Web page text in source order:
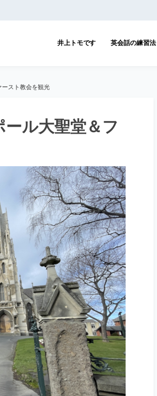
井上トモです 英会話の練習法
ースト教会を観光
ル大聖堂＆フ